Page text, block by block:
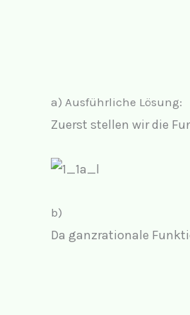
a) Ausführliche Lösung:
Zuerst stellen wir die
b)
Da ganzrationale